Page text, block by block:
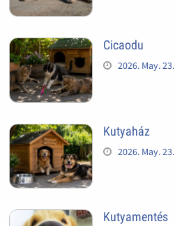
Cicaodu
2026. May. 23.
Kutyaház
2026. May. 23.
Kutyamentés